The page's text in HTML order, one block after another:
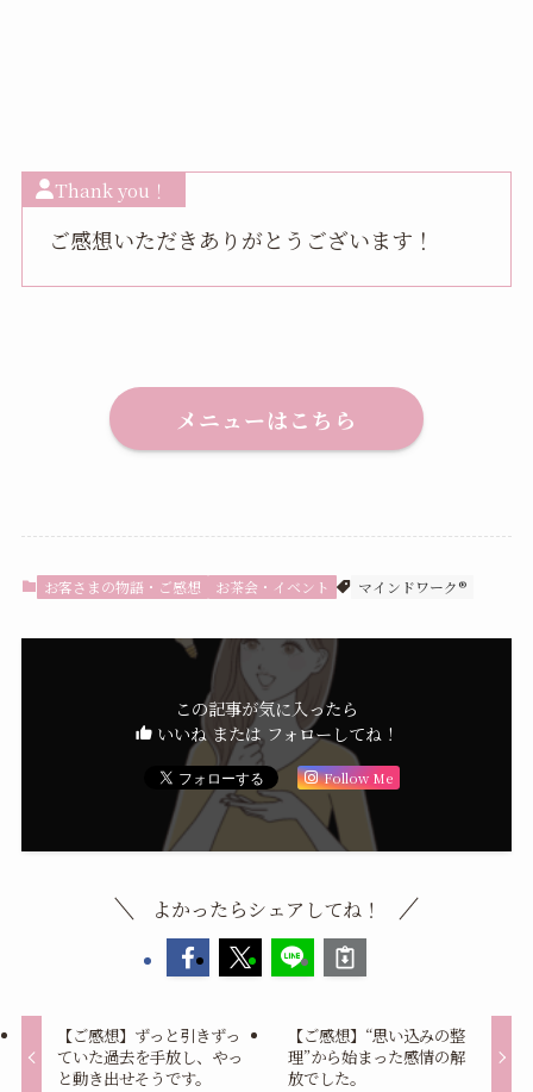
Thank you！
ご感想いただきありがとうございます！
メニューはこちら
お客さまの物語・ご感想 お茶会・イベント マインドワーク®︎
この記事が気に入ったら
いいね または フォローしてね！
Follow Me
よかったらシェアしてね！
【ご感想】ずっと引きずっ
ていた過去を手放し、やっ
と動き出せそうです。
【ご感想】“思い込みの整
理”から始まった感情の解
放でした。